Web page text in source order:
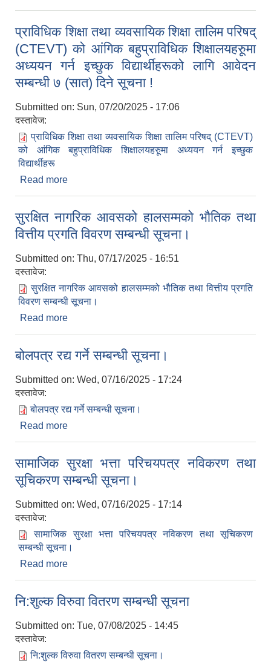
प्राविधिक शिक्षा तथा व्यवसायिक शिक्षा तालिम परिषद्
(CTEVT) को आंगिक बहुप्राविधिक शिक्षालयहरुूमा
अध्ययन गर्न इच्छुक विद्यार्थीहरूको लागि आवेदन
सम्बन्धी ७ (सात) दिने सूचना !
Submitted on: Sun, 07/20/2025 - 17:06
दस्तावेज:
प्राविधिक शिक्षा तथा व्यवसायिक शिक्षा तालिम परिषद् (CTEVT)
को आंगिक बहुप्राविधिक शिक्षालयहरुूमा अध्ययन गर्न इच्छुक
विद्यार्थीहरू
Read more
सूचना !
सुरक्षित नागरिक आवसको हालसम्मको भौतिक तथा
वित्तीय प्रगति विवरण सम्बन्धी सूचना।
Submitted on: Thu, 07/17/2025 - 16:51
दस्तावेज:
सुरक्षित नागरिक आवसको हालसम्मको भौतिक तथा वित्तीय प्रगति
विवरण सम्बन्धी सूचना।
Read more
बोलपत्र रद्य गर्ने सम्बन्धी सूचना।
Submitted on: Wed, 07/16/2025 - 17:24
दस्तावेज:
बोलपत्र रद्य गर्ने सम्बन्धी सूचना।
Read more
सामाजिक सुरक्षा भत्ता परिचयपत्र नविकरण तथा
सूचिकरण सम्बन्धी सूचना।
Submitted on: Wed, 07/16/2025 - 17:14
दस्तावेज:
सामाजिक सुरक्षा भत्ता परिचयपत्र नविकरण तथा सूचिकरण
सम्बन्धी सूचना।
Read more
नि:शुल्क विरुवा वितरण सम्बन्धी सूचना
Submitted on: Tue, 07/08/2025 - 14:45
दस्तावेज:
नि:शुल्क विरुवा वितरण सम्बन्धी सूचना।